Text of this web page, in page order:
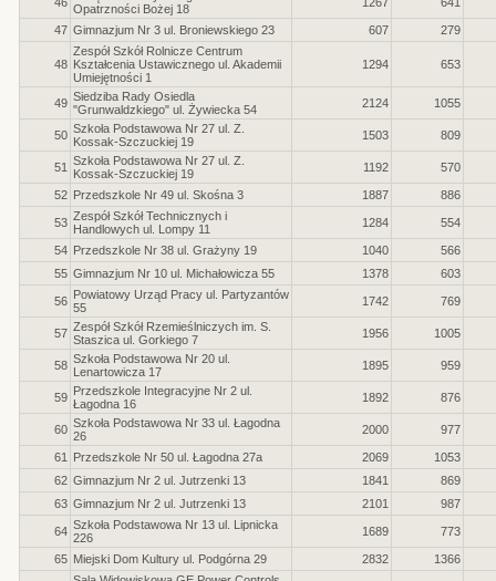
Opatrzności Bożej 18
47 Gimnazjum Nr 3 ul. Broniewskiego 23 607 279
48
Zespół Szkół Rolnicze Centrum
Kształcenia Ustawicznego ul. Akademii
Umiejętności 1
1294 653
49 Siedziba Rady Osiedla
"Grunwaldzkiego" ul. Żywiecka 54
2124 1055
50 Szkoła Podstawowa Nr 27 ul. Z.
Kossak-Szczuckiej 19
1503 809
51 Szkoła Podstawowa Nr 27 ul. Z.
Kossak-Szczuckiej 19
1192 570
52 Przedszkole Nr 49 ul. Skośna 3 1887 886
53 Zespół Szkół Technicznych i
Handlowych ul. Lompy 11
1284 554
54 Przedszkole Nr 38 ul. Grażyny 19 1040
566
55 Gimnazjum Nr 10 ul. Michałowicza 55 1378 603
56 Powiatowy Urząd Pracy ul. Partyzantów
55
1742 769
57 Zespół Szkół Rzemieślniczych im. S.
Staszica ul. Gorkiego 7
1956 1005
58 Szkoła Podstawowa Nr 20 ul.
Lenartowicza 17
1895 959
59 Przedszkole Integracyjne Nr 2 ul.
Łagodna 16
1892 876
60 Szkoła Podstawowa Nr 33 ul. Łagodna
26
2000 977
61 Przedszkole Nr 50 ul. Łagodna 27a 2069
1053
62 Gimnazjum Nr 2 ul. Jutrzenki 13 1841
869
63 Gimnazjum Nr 2 ul. Jutrzenki 13 2101 987
64 Szkoła Podstawowa Nr 13 ul. Lipnicka
226
1689 773
65 Miejski Dom Kultury ul. Podgórna 29 2832 1366